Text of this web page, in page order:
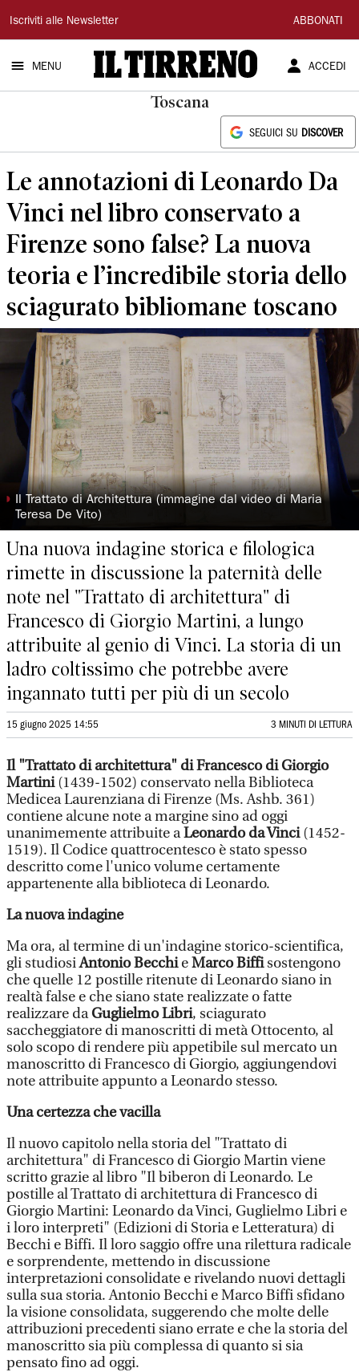
Il
Tirreno
Iscriviti alle Newsletter ABBONATI
MENU ACCEDI
Toscana
SEGUICI SU DISCOVER
Le annotazioni di Leonardo Da
Vinci nel libro conservato a
Firenze sono false? La nuova
teoria e l’incredibile storia dello
sciagurato bibliomane toscano
◗ Il Trattato di Architettura (immagine dal video di Maria
Teresa De Vito)
Una nuova indagine storica e filologica
rimette in discussione la paternità delle
note nel "Trattato di architettura" di
Francesco di Giorgio Martini, a lungo
attribuite al genio di Vinci. La storia di un
ladro coltissimo che potrebbe avere
ingannato tutti per più di un secolo
15 giugno 2025 14:55 3 MINUTI DI LETTURA
Il "Trattato di architettura" di Francesco di Giorgio
Martini(1439-1502) conservato nella Biblioteca
Medicea Laurenziana di Firenze (Ms. Ashb. 361)
contiene alcune note a margine sino ad oggi
unanimemente attribuite aLeonardo da Vinci(1452-
1519). Il Codice quattrocentesco è stato spesso
descritto come l'unico volume certamente
appartenente alla biblioteca di Leonardo.
La nuova indagine
Ma ora, al termine di un'indagine storico-scientifica,
gli studiosiAntonio BecchieMarco Biffisostengono
che quelle 12 postille ritenute di Leonardo siano in
realtà false e che siano state realizzate o fatte
realizzare daGuglielmo Libri, sciagurato
saccheggiatore di manoscritti di metà Ottocento, al
solo scopo di rendere più appetibile sul mercato un
manoscritto di Francesco di Giorgio, aggiungendovi
note attribuite appunto a Leonardo stesso.
Una certezza che vacilla
Il nuovo capitolo nella storia del "Trattato di
architettura" di Francesco di Giorgio Martin viene
scritto grazie al libro "Il biberon di Leonardo. Le
postille al Trattato di architettura di Francesco di
Giorgio Martini: Leonardo da Vinci, Guglielmo Libri e
i loro interpreti" (Edizioni di Storia e Letteratura) di
Becchi e Biffi. Il loro saggio offre una rilettura radicale
e sorprendente, mettendo in discussione
interpretazioni consolidate e rivelando nuovi dettagli
sulla sua storia. Antonio Becchi e Marco Biffi sfidano
la visione consolidata, suggerendo che molte delle
attribuzioni precedenti siano errate e che la storia del
manoscritto sia più complessa di quanto si sia
pensato fino ad oggi.